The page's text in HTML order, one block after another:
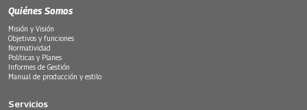
Quiénes Somos
Misión y Visión
Objetivos y funciones
Normatividad
Políticas y Planes
Informes de Gestión
Manual de producción y estilo
Servicios